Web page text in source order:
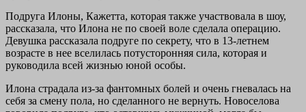
Подруга Илоны, Кажетта, которая также участвовала в шоу,
рассказала, что Илона не по своей воле сделала операцию.
Девушка рассказала подруге по секрету, что в 13-летнем
возрасте в нее вселилась потусторонняя сила, которая и
руководила всей жизнью юной особы.
Илона страдала из-за фантомных болей и очень гневалась на
себя за смену пола, но сделанного не вернуть. Новоселова